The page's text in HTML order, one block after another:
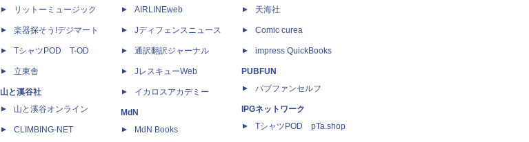
リットーミュージック
楽器探そう!デジマート
TシャツPOD T-OD
立東舎
山と溪谷社
山と溪谷オンライン
CLIMBING-NET
AIRLINEweb
Jディフェンスニュース
通訳翻訳ジャーナル
JレスキューWeb
イカロスアカデミー
MdN
MdN Books
天海社
Comic curea
impress QuickBooks
PUBFUN
パブファンセルフ
IPGネットワーク
TシャツPOD pTa.shop